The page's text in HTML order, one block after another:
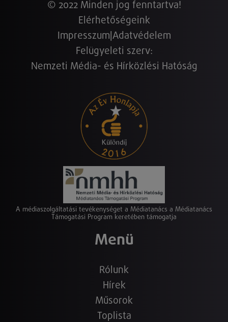
© 2022 Minden jog fenntartva!
Elérhetőségeink
Impresszum Adatvédelem
Felügyeleti szerv:
Nemzeti Média- és Hírközlési Hatóság
A médiaszolgáltatási tevékenységet a Médiatanács a Médiatanács
Támogatási Program keretében támogatja
Menü
Rólunk
Hírek
Műsorok
Toplista